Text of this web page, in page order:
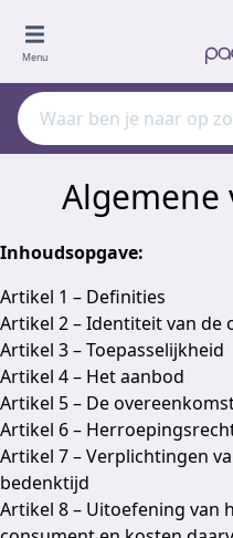
Menu
Algemene
Inhoudsopgave:
Artikel 1 – Definities
Artikel 2 – Identiteit van de
Artikel 3 – Toepasselijkheid
Artikel 4 – Het aanbod
Artikel 5 – De
Artikel 6 –
Artikel 7 – Verplichtingen
bedenktijd
Artikel 8 – Uitoefening van